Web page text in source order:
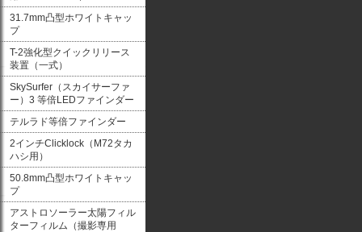
31.7mm凸型ホワイトキャッ
プ
T-2強化型クイックリリース
装置（一式）
SkySurfer（スカイサーファ
ー）3 等倍LEDファインダー
テルラド等倍ファインダー
2インチClicklock（M72タカ
ハシ用）
50.8mm凸型ホワイトキャッ
プ
アストロソーラー太陽フィル
ターフィルム（撮影専用